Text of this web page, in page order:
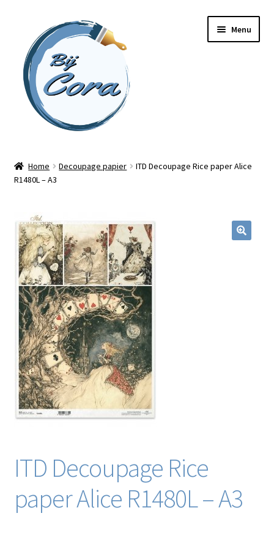
naar
navigatie
inhoud
Menu
Workshops
Online cursussen
Shop
Blog / DIY / Tutorials
Over mij
Contact
Home Decoupage papier
ITD Decoupage Rice paper Alice
R1480L – A3
ITD Decoupage Rice
paper Alice R1480L – A3